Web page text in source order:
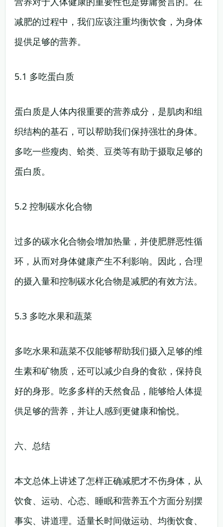
减肥的过程中，我们应该注重均衡饮食，为身体
提供足够的营养。
5.1 多吃蛋白质
蛋白质是人体内很重要的营养成分，是肌肉和组
织结构的基石，可以帮助我们保持强壮的身体。
多吃一些瘦肉、蛤类、豆类等有助于摄取足够的
蛋白质。
5.2 控制碳水化合物
过多的碳水化合物会增加热量，并使肥胖恶性循
环，从而对身体健康产生不利影响。因此，合理
的摄入量和控制碳水化合物是减肥的有效方法。
5.3 多吃水果和蔬菜
多吃水果和蔬菜不仅能够帮助我们摄入足够的维
生素和矿物质，还可以减少自身的食欲，保持良
好的身形。吃多多样的天然食品，能够给人体提
供足够的营养，并让人感到更健康和愉悦。
六、总结
本文总体上讲述了怎样正确减肥才不伤身体，从
饮食、运动、心态、睡眠和营养五个方面分别摆
事实、讲道理。适量长时间做运动、均衡饮食、